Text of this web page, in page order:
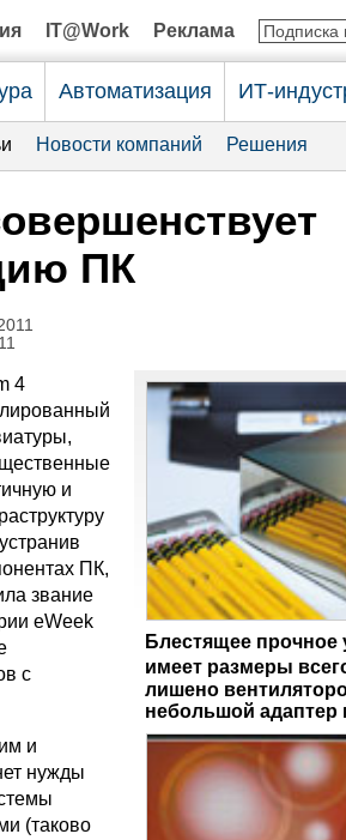
IT@Work Реклама
Автоматизация ИТ-
Новости компаний Решения
ПК
Блестящее прочное
имеет размеры
лишено
небольшой адаптер
4
и
ПК,
звание
eWeek
с
и
нужды
(таково